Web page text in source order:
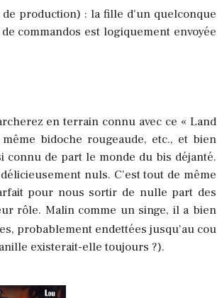
production) : la fille d'un quelconque
commandos est logiquement envoyée
en terrain connu avec ce « Land
bidoche rougeaude, etc., et bien
de part le monde du bis déjanté.
nuls. C'est tout de même
pour nous sortir de nulle part des
rôle. Malin comme un singe, il a bien
probablement endettées jusqu'au cou
existerait-elle toujours ?).